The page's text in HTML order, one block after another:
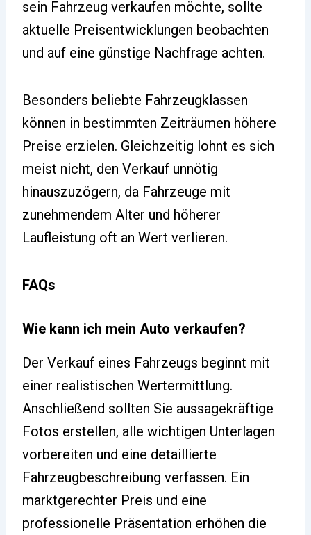
sein Fahrzeug verkaufen möchte, sollte
aktuelle Preisentwicklungen beobachten
und auf eine günstige Nachfrage achten.
Besonders beliebte Fahrzeugklassen
können in bestimmten Zeiträumen höhere
Preise erzielen. Gleichzeitig lohnt es sich
meist nicht, den Verkauf unnötig
hinauszuzögern, da Fahrzeuge mit
zunehmendem Alter und höherer
Laufleistung oft an Wert verlieren.
FAQs
Wie kann ich mein Auto verkaufen?
Der Verkauf eines Fahrzeugs beginnt mit
einer realistischen Wertermittlung.
Anschließend sollten Sie aussagekräftige
Fotos erstellen, alle wichtigen Unterlagen
vorbereiten und eine detaillierte
Fahrzeugbeschreibung verfassen. Ein
marktgerechter Preis und eine
professionelle Präsentation erhöhen die